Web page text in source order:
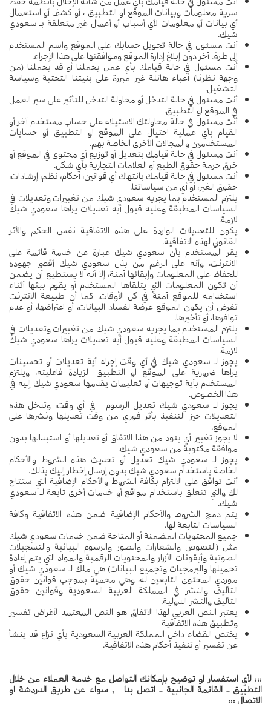
سرية معلومات وبيانات الموقع او التطبيق ، أو كشف أو استعمال
أي بيانات أو معلومات لأي أسباب أو أعمال غير متعلقة بـ سعودي
شيك.
أنت مسئول في حالة تحويل حسابك على الموقع واسم المستخدم
إلى طرف آخر دون إبلاغ إدارة الموقع وموافقتها على هذا الإجراء.
أنت مسئول في حالة قيامك بأي عمل يحملنا أو قد يحملنا (من
وجهة نظرنا) أعباء هائلة غير مبررة على بنيتنا التحتية وسياسة
التشغيل.
أنت مسئول في حالة التدخل أو محاولة التدخل للتأثير على سير العمل
في الموقع او التطبيق.
أنت مسئول في حالة محاولتك الاستيلاء على حساب مستخدم آخر أو
القيام بأي عملية احتيال على الموقع او التطبيق أو حسابات
المستخدمين والمجالات الأخرى الخاصة بهم.
أنت مسئول في حالة قيامك بتعديل أو توزيع أي محتوى في الموقع أو
خرق حرمة حقوق الطبع أو العلامات التجارية بأي شكل.
أنت مسئول في حالة قيامك بانتهاك أي قوانين، أحكام، نظم، إرشادات،
حقوق الغير، أو أي من سياساتنا.
يلتزم المستخدم بما يجريه سعودي شيك من تغييرات وتعديلات في
السياسات المطبقة وعليه قبول أيه تعديلات يراها سعودي شيك
لازمة.
يكون للتعديلات الواردة على هذه الاتفاقية نفس الحكم والأثر
القانوني لهذه الاتفاقية.
يقر المستخدم بأن سعودي شيك عبارة عن خدمة قائمة على
الانترنت، وأنه على الرغم من بذل سعودي شيك أقصى جهوده
للحفاظ على المعلومات وإبقائها آمنة، إلا أنه لا يستطيع أن يضمن
أن تكون المعلومات التي يتلقاها المستخدم أو يقوم ببثها أثناء
استخدامه للموقع آمنة في كل الأوقات. كما أن طبيعة الانترنت
تفرض أن يكون الموقع عرضة لفساد البيانات، أو اعتراضها، أو عدم
توافرها، أو تأخيرها.
يلتزم المستخدم بما يجريه سعودي شيك من تغييرات وتعديلات في
السياسات المطبقة وعليه قبول أيه تعديلات يراها سعودي شيك
لازمة.
يجوز لـ سعودي شيك في أي وقت إجراء أية تعديلات أو تحسينات
يراها ضرورية على الموقع او التطبيق لزيادة فاعليته، ويلتزم
المستخدم بأية توجيهات أو تعليمات يقدمها سعودي شيك إليه في
هذا الخصوص.
يجوز لـ سعودي شيك تعديل الرسوم في أي وقت، وتدخل هذه
التعديلات حيز التنفيذ بأثر فوري من وقت تعديلها ونشرها على
الموقع.
لا يجوز تغيير أي بنود من هذا الاتفاق أو تعديلها أو استبدالها بدون
موافقة مكتوبة من سعودي شيك.
يجوز لـ سعودي شيك تعديل أو تحديث هذه الشروط والأحكام
الخاصة باستخدام سعودي شيك بدون إرسال إخطار إليك بذلك.
أنت توافق على الالتزام بكافة الشروط والأحكام الإضافية التي ستتاح
لك والتي تتعلق باستخدام مواقع أو خدمات أخرى تابعة لـ سعودي
شيك.
يتم دمج الشروط والأحكام الإضافية ضمن هذه الاتفاقية وكافة
السياسات التابعة لها.
جميع المحتويات المضمنة أو المتاحة ضمن خدمات سعودي شيك
مثل (النصوص والشعارات والصور والرسوم البيانية والتسجيلات
الصوتية وأيقونات الأزرار والمحتويات الرقمية والمواد التي يتم إعادة
تحميلها والبرمجيات وتجميع البيانات) هي ملك لـ سعودي شيك أو
موردي المحتوى التابعين له، وهي محمية بموجب قوانين حقوق
التأليف والنشر في المملكة العربية السعودية وقوانين حقوق
التأليف والنشر الدولية.
يعتبر النص العربي لهذا الاتفاق هو النص المعتمد لأغراض تفسير
وتطبيق هذه الاتفاقية
يختص القضاء داخل المملكة العربية السعودية بأي نزاع قد ينشأ
عن تفسير أو تنفيذ أحكام هذه الاتفاقية.
::: لأي استفسار او توضيح بإمكانك التواصل مع خدمة العملاء من خلال
التطبيق - القائمة الجانبية - اتصل بنا , سواء عن طريق الدردشة او
الاتصال :::